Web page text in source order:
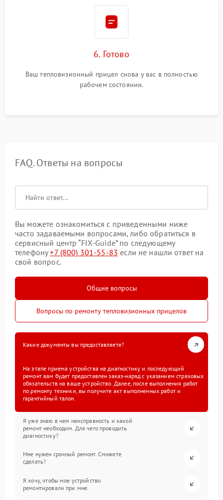
6. Готово
Ваш тепловизионный прицел снова у вас в полностью
рабочем состоянии.
FAQ. Ответы на вопросы
Вы можете ознакомиться с приведенными ниже
часто задаваемыми вопросами, либо обратиться в
сервисный центр “FIX-Guide” по следующему
телефону+7 (800) 301-55-83 если не нашли ответ на
свой вопрос.
Общие вопросы
Вопросы по ремонту тепловизионных прицелов
Какие документы вы предоставляете?
На этапе приема устройства на диагностику и последующий
ремонт вам будет предоставлен заказ-наряд с указанием страховых
обязательств на ваше устройство. Далее, после выполнения работ
по ремонту техники, вы получите акт выполненных работ и
гарантийный талон.
Я уже знаю в чем неисправность и какой
ремонт необходим. Для чего проводить
диагностику?
Мне нужен срочный ремонт. Сможете
сделать?
Я хочу, чтобы мое устройство
ремонтировали при мне.